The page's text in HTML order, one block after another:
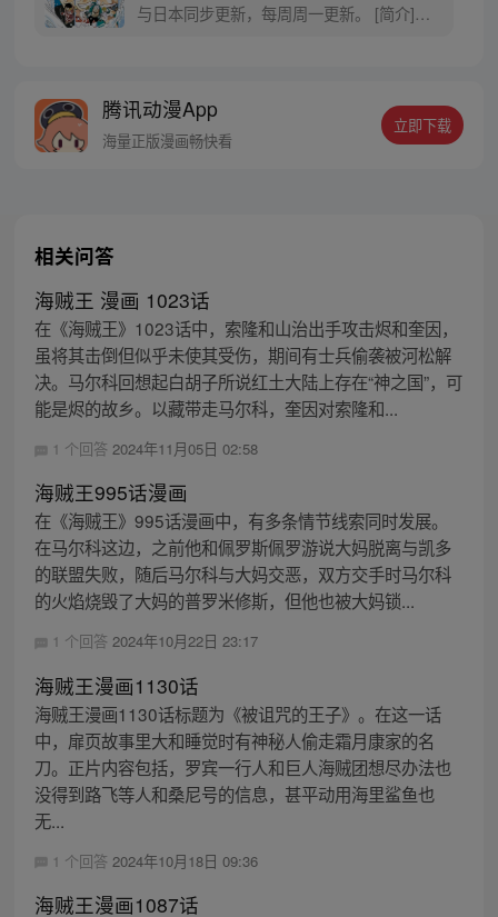
与日本同步更新，每周周一更新。 [简介]有
十年后，路飞为实现与因救他而断臂的杰克
斯的约定而出海，开始了以成为海盗王为目
腾讯动漫App
海量正版漫画畅快看
立即下载
相关问答
海贼王 漫画 1023话
在《海贼王》1023话中，索隆和山治出手攻击烬和奎因，
虽将其击倒但似乎未使其受伤，期间有士兵偷袭被河松解
决。马尔科回想起白胡子所说红土大陆上存在“神之国”，可
能是烬的故乡。以藏带走马尔科，奎因对索隆和...
1 个回答 2024年11月05日 02:58
海贼王995话漫画
在《海贼王》995话漫画中，有多条情节线索同时发展。
在马尔科这边，之前他和佩罗斯佩罗游说大妈脱离与凯多
的联盟失败，随后马尔科与大妈交恶，双方交手时马尔科
的火焰烧毁了大妈的普罗米修斯，但他也被大妈锁...
1 个回答 2024年10月22日 23:17
海贼王漫画1130话
海贼王漫画1130话标题为《被诅咒的王子》。在这一话
中，扉页故事里大和睡觉时有神秘人偷走霜月康家的名
刀。正片内容包括，罗宾一行人和巨人海贼团想尽办法也
没得到路飞等人和桑尼号的信息，甚平动用海里鲨鱼也
无...
1 个回答 2024年10月18日 09:36
海贼王漫画1087话